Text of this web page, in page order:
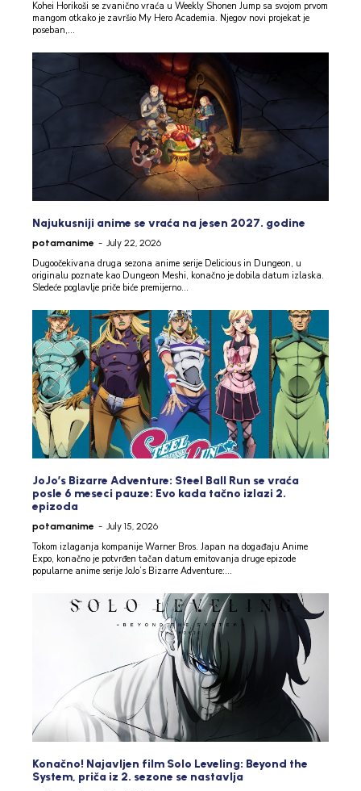
Kohei Horikoši se zvanično vraća u Weekly Shonen Jump sa svojom prvom
mangom otkako je završio My Hero Academia. Njegov novi projekat je
poseban,...
Najukusniji anime se vraća na jesen 2027. godine
potamanime - July 22, 2026
Dugoočekivana druga sezona anime serije Delicious in Dungeon, u
originalu poznate kao Dungeon Meshi, konačno je dobila datum izlaska.
Sledeće poglavlje priče biće premijerno...
JoJo’s Bizarre Adventure: Steel Ball Run se vraća
posle 6 meseci pauze: Evo kada tačno izlazi 2.
epizoda
potamanime - July 15, 2026
Tokom izlaganja kompanije Warner Bros. Japan na događaju Anime
Expo, konačno je potvrđen tačan datum emitovanja druge epizode
popularne anime serije JoJo’s Bizarre Adventure:...
Konačno! Najavljen film Solo Leveling: Beyond the
System, priča iz 2. sezone se nastavlja